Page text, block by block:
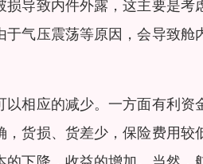
导致内件外露，这主要是考
气压震荡等原因，会导致舱
相应的减少。一方面有利资
货损、货差少，保险费用较